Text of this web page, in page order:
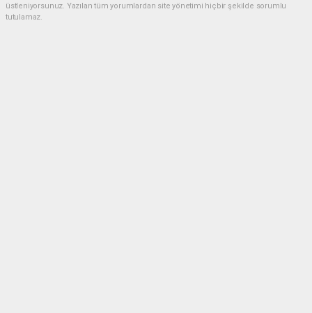
üstleniyorsunuz. Yazılan tüm yorumlardan site yönetimi hiçbir şekilde sorumlu
tutulamaz.